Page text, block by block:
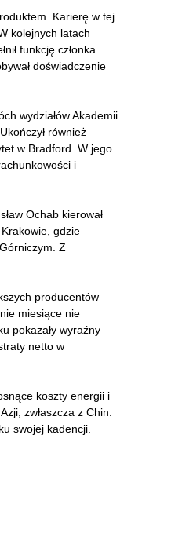
Karierę w tej
kolejnych latach
funkcję członka
doświadczenie
wydziałów Akademii
również
w Bradford. W jego
i
Ochab kierował
gdzie
Z
producentów
miesiące nie
pokazały wyraźny
netto w
koszty energii i
zwłaszcza z Chin.
swojej kadencji.